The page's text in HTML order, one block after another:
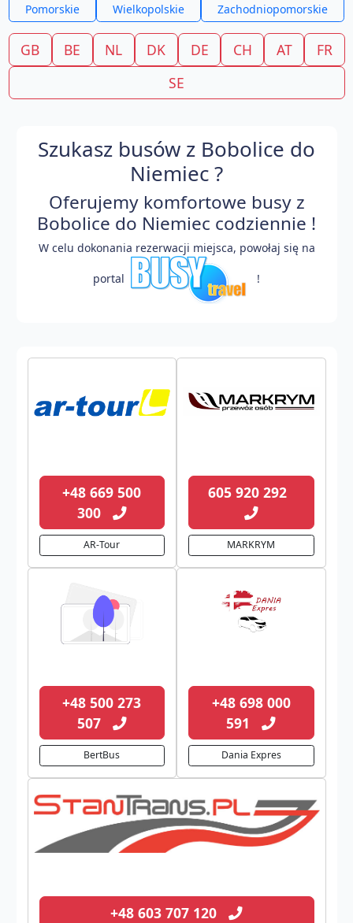
Pomorskie
Wielkopolskie Zachodniopomorskie
GB BE NL DK DE CH AT
FR
SE
Szukasz busów z Bobolice do
Niemiec ?
Oferujemy komfortowe busy z
Bobolice do Niemiec codziennie !
W celu dokonania rezerwacji miejsca, powołaj się na
portal !
+48 669 500
300
AR-Tour
605 920 292
MARKRYM
+48 500 273
507
BertBus
+48 698 000
591
Dania Expres
+48 603 707 120